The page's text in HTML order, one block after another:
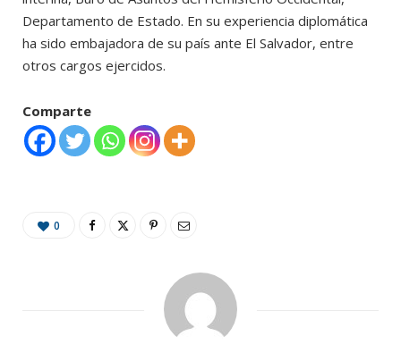
Departamento de Estado. En su experiencia diplomática
ha sido embajadora de su país ante El Salvador, entre
otros cargos ejercidos.
Comparte
0